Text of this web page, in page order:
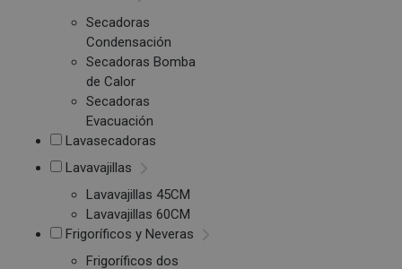
Secadoras
Condensación
Secadoras Bomba
de Calor
Secadoras
Evacuación
Lavasecadoras
Lavavajillas
Lavavajillas 45CM
Lavavajillas 60CM
Frigoríficos y Neveras
Frigoríficos dos